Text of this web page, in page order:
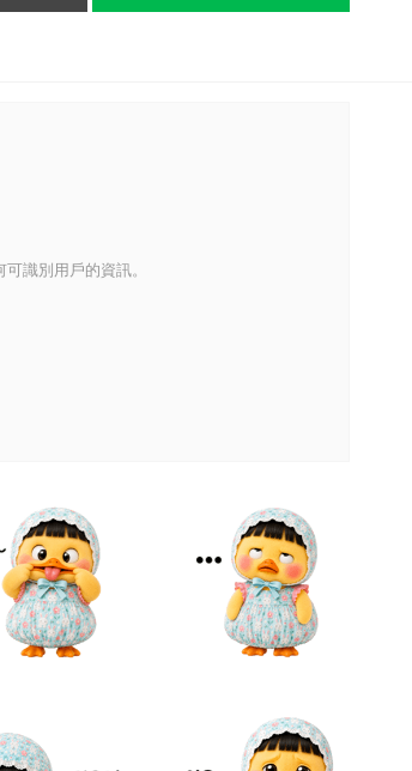
識別用戶的資訊。